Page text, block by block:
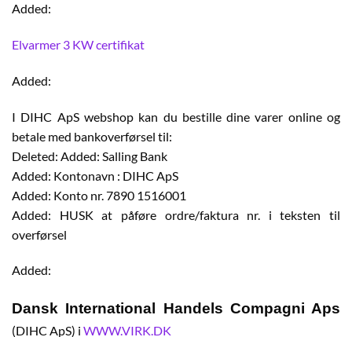
Added:
Elvarmer 3 KW certifikat
Added:
I DIHC ApS webshop kan du bestille dine varer online og
betale med bankoverførsel til:
Deleted: Added: Salling Bank
Added: Kontonavn : DIHC ApS
Added: Konto nr. 7890 1516001
Added: HUSK at påføre ordre/faktura nr. i teksten til
overførsel
Added:
Dansk International Handels Compagni Aps
(DIHC ApS) i WWW.VIRK.DK